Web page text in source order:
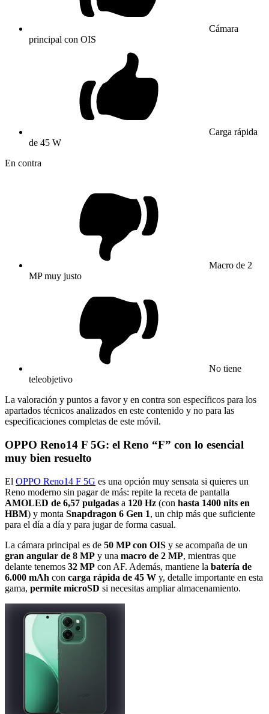
Cámara
principal con OIS
Carga rápida
de 45 W
En contra
Macro de 2
MP muy justo
No tiene
teleobjetivo
La valoración y puntos a favor y en contra son específicos para los
apartados técnicos analizados en este contenido y no para las
especificaciones completas de este móvil.
OPPO Reno14 F 5G: el Reno “F” con lo esencial
muy bien resuelto
El OPPO Reno14 F 5G es una opción muy sensata si quieres un
Reno moderno sin pagar de más: repite la receta de pantalla
AMOLED de 6,57 pulgadas a 120 Hz (con hasta 1400 nits en
HBM) y monta Snapdragon 6 Gen 1, un chip más que suficiente
para el día a día y para jugar de forma casual.
La cámara principal es de 50 MP con OIS y se acompaña de un
gran angular de 8 MP y una macro de 2 MP, mientras que
delante tenemos 32 MP con AF. Además, mantiene la batería de
6.000 mAh con carga rápida de 45 W y, detalle importante en esta
gama, permite microSD si necesitas ampliar almacenamiento.